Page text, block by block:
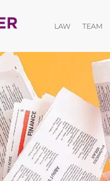
LAWMenü öffnen
TEAM